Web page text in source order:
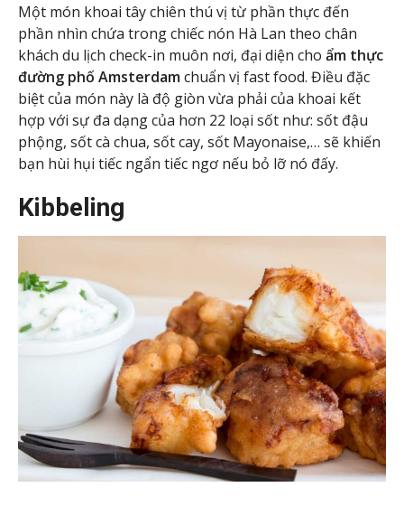
Một món khoai tây chiên thú vị từ phần thực đến
phần nhìn chứa trong chiếc nón Hà Lan theo chân
khách du lịch check-in muôn nơi, đại diện cho ẩm thực
đường phố Amsterdamchuẩn vị fast food. Điều đặc
biệt của món này là độ giòn vừa phải của khoai kết
hợp với sự đa dạng của hơn 22 loại sốt như: sốt đậu
phộng, sốt cà chua, sốt cay, sốt Mayonaise,… sẽ khiến
bạn hùi hụi tiếc ngẩn tiếc ngơ nếu bỏ lỡ nó đấy.
Kibbeling